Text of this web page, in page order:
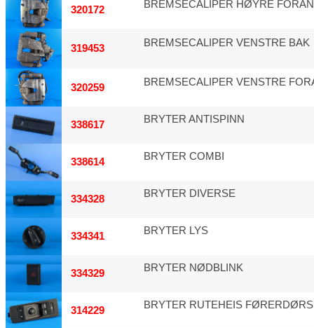
320172 BREMSECALIPER HØYRE FORAN
319453 BREMSECALIPER VENSTRE BAK
320259 BREMSECALIPER VENSTRE
338617 BRYTER ANTISPINN
338614 BRYTER COMBI
334328 BRYTER DIVERSE
334341 BRYTER LYS
334329 BRYTER NØDBLINK
314229 BRYTER RUTEHEIS